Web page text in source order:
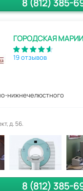
8 (812) 385-
ГОРОДСКАЯ
19 отзывов
нижнечелюстного
д. 56.
8 (812) 385-